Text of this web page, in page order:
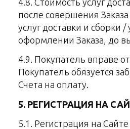
после совершения
услуг доставки и
оформлении Заказа, до
4.9. Покупатель вправе
Покупатель обязуется
Счета на оплату.
5. РЕГИСТРАЦИЯ НА
5.1. Регистрация на